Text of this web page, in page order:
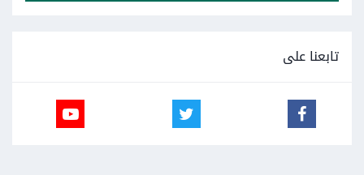
تابعنا على